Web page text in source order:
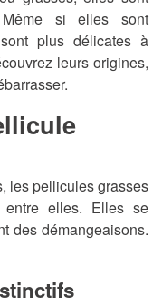
Même si elles sont
plus délicates à
leurs origines,
les pellicules grasses
entre elles. Elles se
des démangeaisons.